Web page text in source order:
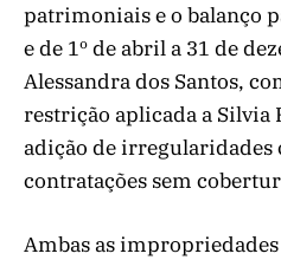
patrimoniais e o balanço
e de 1º de abril a 31 de
Alessandra dos Santos,
restrição aplicada a Silvia
adição de irregularidades
contratações sem
Ambas as